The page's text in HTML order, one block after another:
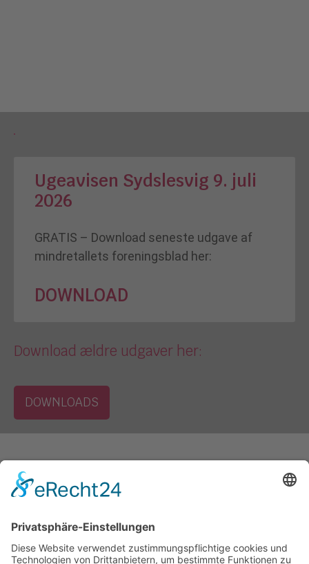
Ugeavisen Sydslesvig 9. juli
2026
GRATIS – Download seneste udgave af
mindretallets foreningsblad her:
DOWNLOAD
Download ældre udgaver her:
DOWNLOADS
Kontakt